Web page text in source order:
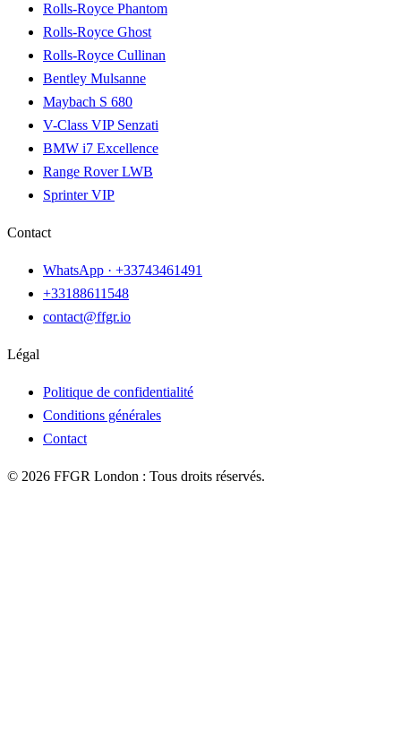
Rolls-Royce Phantom
Rolls-Royce Ghost
Rolls-Royce Cullinan
Bentley Mulsanne
Maybach S 680
V-Class VIP Senzati
BMW i7 Excellence
Range Rover LWB
Sprinter VIP
Contact
WhatsApp · +33743461491
+33188611548
contact@ffgr.io
Légal
Politique de confidentialité
Conditions générales
Contact
© 2026 FFGR London : Tous droits réservés.